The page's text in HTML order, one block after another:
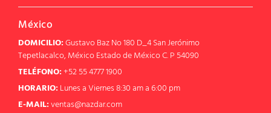
México
DOMICILIO:Gustavo Baz No 180 D_4 San Jerónimo
Tepetlacalco, México Estado de México C. P 54090
TELÉFONO:+52 55 4777 1900
HORARIO: Lunes a Viernes 8:30 am a 6:00 pm
E-MAIL:ventas@nazdar.com